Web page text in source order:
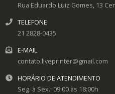
Rua Eduardo Luiz Gomes, 13
TELEFONE
21 2828-0435
E-MAIL
contato.liveprinter@gmail.com
HORÁRIO DE ATENDIMENTO
Seg. à Sex.: 09:00 às 18:00h